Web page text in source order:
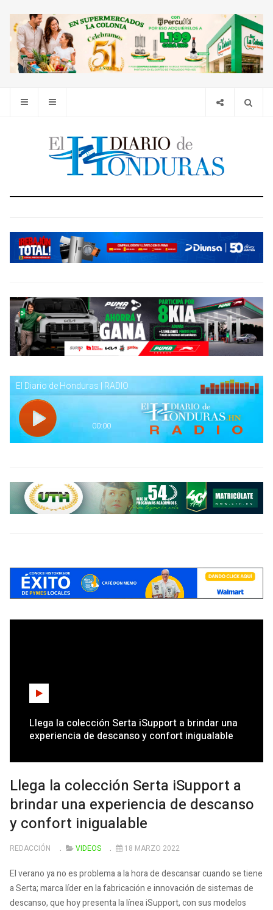
Llega la colección Serta iSupport a brindar una
experiencia de descanso y confort inigualable
Llega la colección Serta iSupport a
brindar una experiencia de descanso
y confort inigualable
REDACCIÓN VIDEOS 18 MARZO 2022
El verano ya no es problema a la hora de descansar cuando se tiene
a Serta; marca líder en la fabricación e innovación de sistemas de
descanso, que hoy presenta la línea iSupport, con sus modelos